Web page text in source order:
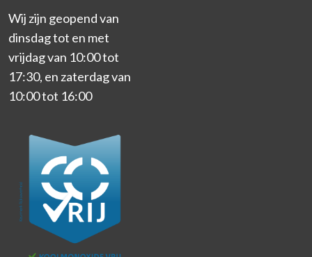
Wij zijn geopend van
dinsdag tot en met
vrijdag van 10:00 tot
17:30, en zaterdag van
10:00 tot 16:00